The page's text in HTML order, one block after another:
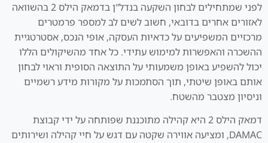
לפני שמתחילים לבחון השקעה בנדל"ן בדמאק הילס 2 בהשוואה
לאזורים אחרים בדובאי, חשוב לשים לב למספר פרמטרים
מרכזיים המשפיעים על כדאיות העסקה, אופי הנכס, אסטרטגיית
ההשכרה והאפשרות למימוש עתידי. כל אחד מהשיקולים הללו
יכול להשפיע באופן משמעותי על התוצאה הסופית וראוי לבחון
אותם באופן שיטתי, תוך הסתמכות על מקורות מידע רשמיים
וניסיון מצטבר מהשטח.
דמאק הילס 2 היא קהילה מתוכננת שפותחה על ידי קבוצת
DAMAC, ומציעה אווירה שקטה עם דגש על חיי קהילה ושירותים